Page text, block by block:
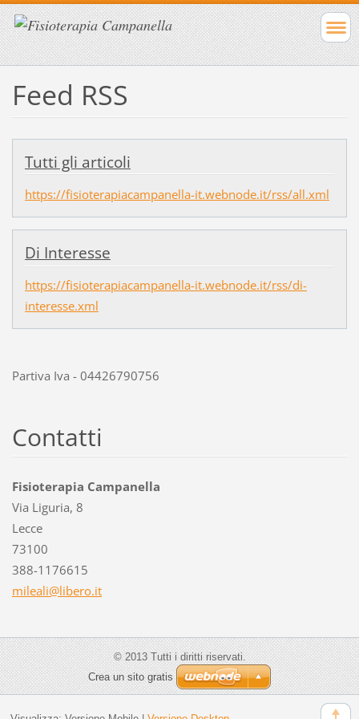
Feed RSS
Tutti gli articoli
https://fisioterapiacampanella-it.webnode.it/rss/all.xml
Di Interesse
https://fisioterapiacampanella-it.webnode.it/rss/di-
interesse.xml
Partiva Iva - 04426790756
Contatti
Fisioterapia Campanella
Via Liguria, 8
Lecce
73100
388-1176615
mileali@libero.it
© 2013 Tutti i diritti riservati.
Crea un sito gratis